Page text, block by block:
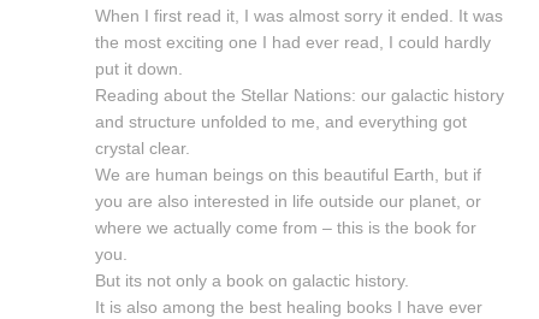
When I first read it, I was almost sorry it ended. It was
the most exciting one I had ever read, I could hardly
put it down.
Reading about the Stellar Nations: our galactic history
and structure unfolded to me, and everything got
crystal clear.
We are human beings on this beautiful Earth, but if
you are also interested in life outside our planet, or
where we actually come from – this is the book for
you.
But its not only a book on galactic history.
It is also among the best healing books I have ever